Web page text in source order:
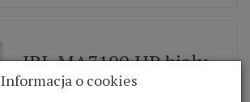
JBL MA7100 HP biały
amplituner kina
Informacja o cookies